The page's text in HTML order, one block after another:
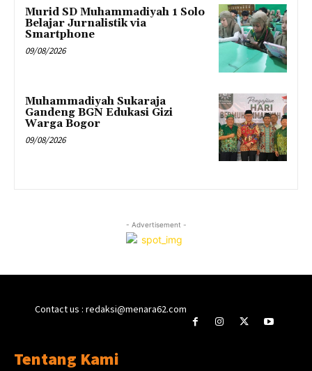
Murid SD Muhammadiyah 1 Solo
Belajar Jurnalistik via
Smartphone
09/08/2026
Muhammadiyah Sukaraja
Gandeng BGN Edukasi Gizi
Warga Bogor
09/08/2026
- Advertisement -
Contact us : redaksi@menara62.com
Tentang Kami